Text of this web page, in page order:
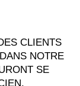
CLIENTS
NOTRE
SE